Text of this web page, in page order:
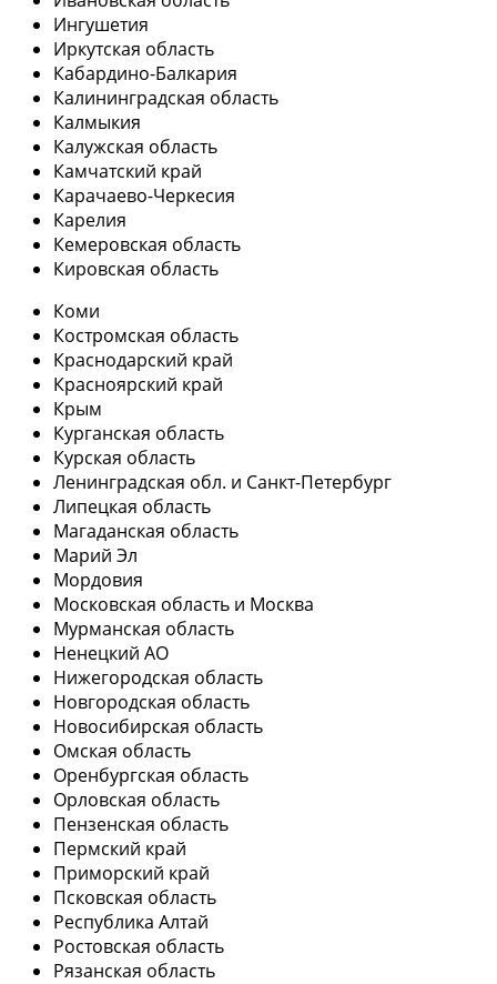
Ингушетия
Иркутская область
Кабардино-Балкария
Калининградская область
Калмыкия
Калужская область
Камчатский край
Карачаево-Черкесия
Карелия
Кемеровская область
Кировская область
Коми
Костромская область
Краснодарский край
Красноярский край
Крым
Курганская область
Курская область
Ленинградская обл. и Санкт-Петербург
Липецкая область
Магаданская область
Марий Эл
Мордовия
Московская область и Москва
Мурманская область
Ненецкий АО
Нижегородская область
Новгородская область
Новосибирская область
Омская область
Оренбургская область
Орловская область
Пензенская область
Пермский край
Приморский край
Псковская область
Республика Алтай
Ростовская область
Рязанская область